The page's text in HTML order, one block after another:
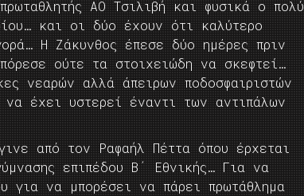
ΑΟ Τσιλιβή και φυσικά ο πολύ
και οι δύο έχουν ότι καλύτερο
Η Ζάκυνθος έπεσε δύο ημέρες πριν
ούτε τα στοιχειώδη να σκεφτεί…
νεαρών αλλά άπειρων ποδοσφαιριστών
έχει υστερεί έναντι των αντιπάλων
από τον Ραφαήλ Πέττα όπου έρχεται
επιπέδου Β΄ Εθνικής… Για να
για να μπορέσει να πάρει πρωτάθλημα